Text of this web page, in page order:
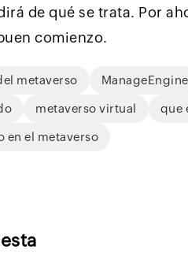
de qué se trata. Por
comienzo.
metaverso ManageEngine
metaverso virtual que
en el metaverso